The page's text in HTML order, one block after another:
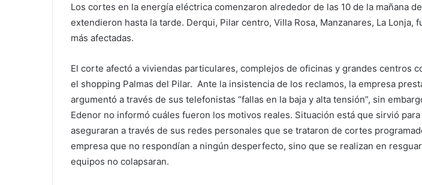
Los cortes en la energía eléctrica comenzaron alrededor de las 10 de la mañana
extendieron hasta la tarde. Derqui, Pilar centro, Villa Rosa, Manzanares, La Lonja,
más afectadas.
El corte afectó a viviendas particulares, complejos de oficinas y grandes centros
el shopping Palmas del Pilar. Ante la insistencia de los reclamos, la empresa
argumentó a través de sus telefonistas “fallas en la baja y alta tensión”, sin
Edenor no informó cuáles fueron los motivos reales. Situación está que sirvió
aseguraran a través de sus redes personales que se trataron de cortes
empresa que no respondían a ningún desperfecto, sino que se realizan en
equipos no colapsaran.